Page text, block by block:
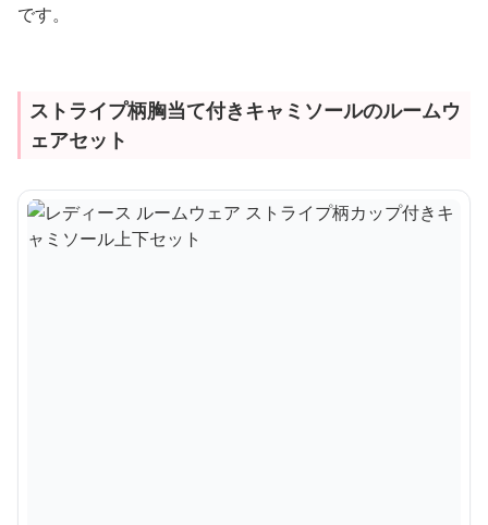
です。
ストライプ柄胸当て付きキャミソールのルームウ
ェアセット